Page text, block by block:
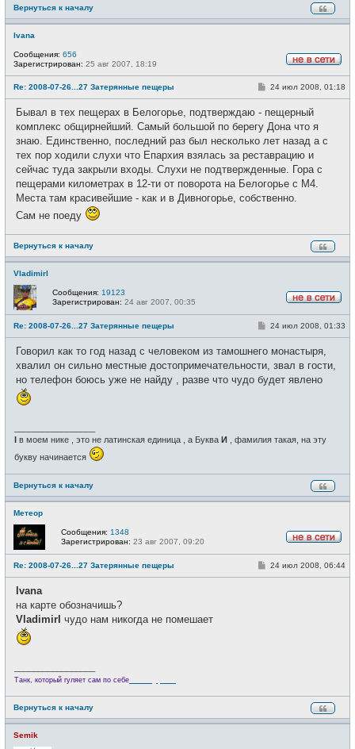
Вернуться к началу
Ivana
в
с
Сообщения: 656
Зарегистрирован: 25 авг 2007, 18:19
Re: 2008-07-26...27 Затерянные пещеры
С
б
щ
е
н
и
24 июл 2008, 01:18
Бывал в тех пещерах в Белогорье, подтверждаю - пещерный
комплекс общирнейший. Самый большой по берегу Дона что я
знаю. Единственно, последний раз был несколько лет назад а с
тех пор ходили слухи что Епархия взялась за реставрацию и
сейчас туда закрыли входы. Слухи не подтвержденные. Гора с
пещерами километрах в 12-ти от поворота на Белогорье с М4.
Места там красивейшие - как и в Дивногорье, собственно.
Сам не поеду
Вернуться к началу
VladimirI
е
в
с
Сообщения: 19123
Зарегистрирован: 24 авг 2007, 00:35
Re: 2008-07-26...27 Затерянные пещеры
С
б
е
н
24 июл 2008, 01:33
Говорил как то год назад с человеком из тамошнего монастыря,
хвалил он сильно местные достопримечательности, звал в гости,
но телефон боюсь уже не найду , разве что чудо будет явлено
в моем нике , это не латинская единица , а Буква И
, фамилия такая, на эту
букву начинается
Вернуться к началу
Метеор
е
в
с
Сообщения: 1348
Зарегистрирован: 23 авг 2007, 09:20
Re: 2008-07-26...27 Затерянные пещеры
С24 июл 2008, 06:44
Ivana
на карте обозначишь?
VladimirI чудо нам никогда не помешает
Танк, который гуляет сам по себе
Вернуться к началу
Semik